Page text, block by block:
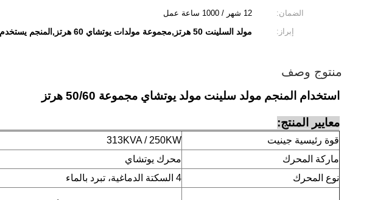
الضمان:
12 شهر / 1000 ساعة عمل
إبراز:
مولد السلينت 50 هرتز,مجموعة مولدات يوتشاي 60 هرتز,المنجم يستخدم مولد السلينت
منتوج وصف
استخدام المنجم مولد سلينت مولد يوتشاي مجموعة 50/60 هرتز
معايير المنتج:
قوة رئيسية جينيت
313KVA / 250KW
ماركة المحرك
محرك يوتشاي
نوع المحرك
4 السكتة الدماغية، تبرد بالماء